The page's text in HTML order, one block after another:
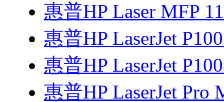
惠普HP Laser MFP
惠普HP LaserJet
惠普HP LaserJet
惠普HP LaserJet Pro